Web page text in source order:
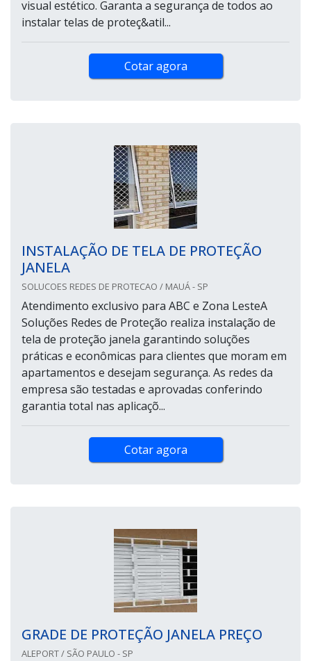
visual estético. Garanta a segurança de todos ao
instalar telas de proteç&atil...
Cotar agora
INSTALAÇÃO DE TELA DE PROTEÇÃO
JANELA
SOLUCOES REDES DE PROTECAO / MAUÁ - SP
Atendimento exclusivo para ABC e Zona LesteA
Soluções Redes de Proteção realiza instalação de
tela de proteção janela garantindo soluções
práticas e econômicas para clientes que moram em
apartamentos e desejam segurança. As redes da
empresa são testadas e aprovadas conferindo
garantia total nas aplicaçõ...
Cotar agora
GRADE DE PROTEÇÃO JANELA PREÇO
ALEPORT / SÃO PAULO - SP